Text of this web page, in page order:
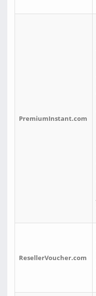
PremiumInstant.com
ResellerVoucher.com